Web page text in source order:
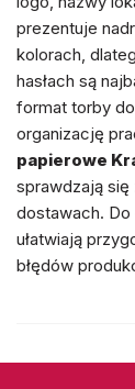
prezentuje
kolorach,
hasłach są
format torby
organizację
papierowe
sprawdzają
dostawach.
ułatwiają
błędów